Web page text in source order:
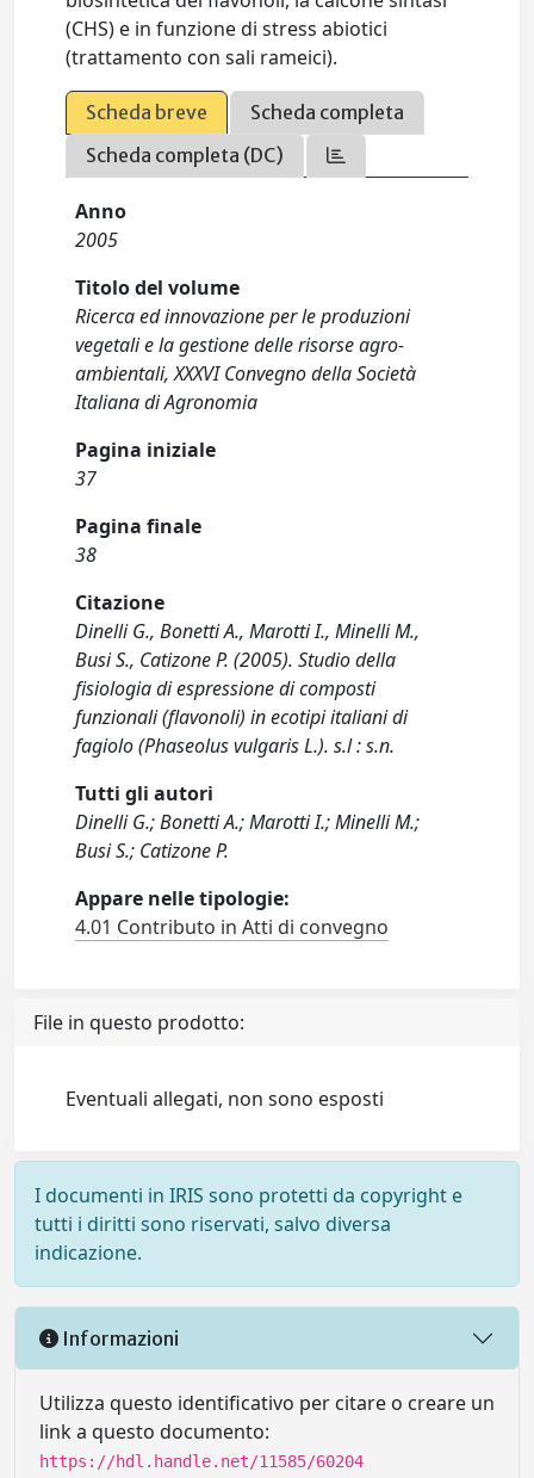
(CHS) e in funzione di stress abiotici
(trattamento con sali rameici).
Scheda breve
Scheda completa
Scheda completa (DC)
Anno
2005
Titolo del volume
Ricerca ed innovazione per le produzioni
vegetali e la gestione delle risorse agro-
ambientali, XXXVI Convegno della Società
Italiana di Agronomia
Pagina iniziale
37
Pagina finale
38
Citazione
Dinelli G., Bonetti A., Marotti I., Minelli M.,
Busi S., Catizone P. (2005). Studio della
fisiologia di espressione di composti
funzionali (flavonoli) in ecotipi italiani di
fagiolo (Phaseolus vulgaris L.). s.l : s.n.
Tutti gli autori
Dinelli G.; Bonetti A.; Marotti I.; Minelli M.;
Busi S.; Catizone P.
Appare nelle tipologie:
4.01 Contributo in Atti di convegno
File in questo prodotto:
Eventuali allegati, non sono esposti
I documenti in IRIS sono protetti da copyright e
tutti i diritti sono riservati, salvo diversa
indicazione.
Informazioni
Utilizza questo identificativo per citare o creare un
link a questo documento:
https://hdl.handle.net/11585/60204